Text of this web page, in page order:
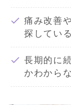
痛み改善
探してい
長期的に
かわから